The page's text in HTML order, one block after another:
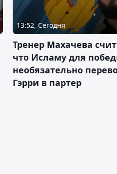
13:52, Сегодня
Тренер Махачева
что Исламу для
необязательно
Гэрри в партер